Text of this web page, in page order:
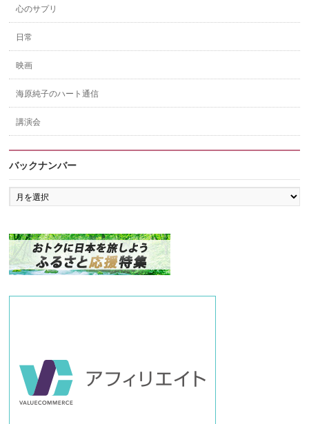
心のサプリ
日常
映画
海原純子のハート通信
講演会
バックナンバー
バ
ッ
ン
バ
ー